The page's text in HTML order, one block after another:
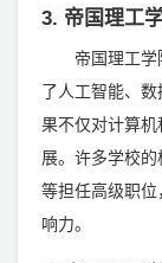
3. 帝国理工
帝国理工
了人工智能、
果不仅对计算
展。许多学校
等担任高级职
响力。